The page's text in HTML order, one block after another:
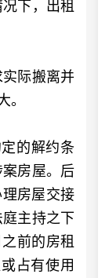
下，出租
际搬离并
的解约条
房屋。后
房屋交接
主持之下
前的房租
占有使用